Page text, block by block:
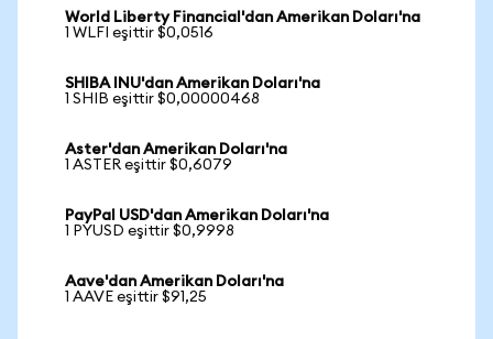
World Liberty Financial'dan Amerikan Doları'na
1 WLFI eşittir $0,0516
SHIBA INU'dan Amerikan Doları'na
1 SHIB eşittir $0,00000468
Aster'dan Amerikan Doları'na
1 ASTER eşittir $0,6079
PayPal USD'dan Amerikan Doları'na
1 PYUSD eşittir $0,9998
Aave'dan Amerikan Doları'na
1 AAVE eşittir $91,25